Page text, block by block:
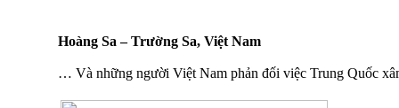
Hoàng Sa – Trường Sa, Việt Nam
… Và những người Việt Nam phản đối việc Trung Quốc